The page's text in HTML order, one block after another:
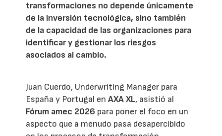
transformaciones no depende únicamente
de la inversión tecnológica, sino también
de la capacidad de las organizaciones para
identificar y gestionar los riesgos
asociados al cambio.
Juan Cuerdo, Underwriting Manager para
España y Portugal enAXA XL, asistió al
Fórum amec 2026 para poner el foco en un
aspecto que a menudo pasa desapercibido